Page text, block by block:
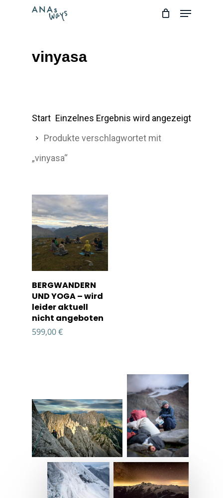
Menu
vinyasa
Einzelnes Ergebnis wird angezeigt
Start
Produkte verschlagwortet mit
„vinyasa“
Details
BERGWANDERN
UND YOGA – wird
leider aktuell
nicht angeboten
599,00€